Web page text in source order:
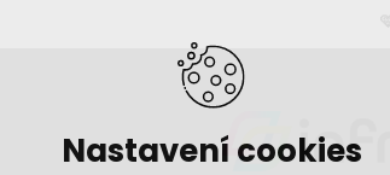
Nastavení cookies